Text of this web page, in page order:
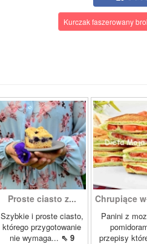
Kurczak faszerowany
Proste ciasto z...
Szybkie i proste ciasto,
którego przygotowanie
nie wymaga... ⇖ 9
Chrupiące
Panini z
przepisy